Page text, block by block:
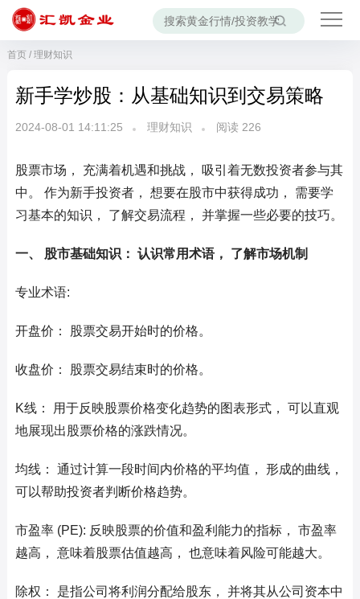
首页/ 理财知识
新手学炒股：从基础知识到交易策略
2024-08-01 14:11:25 理财知识 阅读 226
股票市场， 充满着机遇和挑战， 吸引着无数投资者参与其
中。 作为新手投资者， 想要在股市中获得成功， 需要学
习基本的知识， 了解交易流程， 并掌握一些必要的技巧。
一、 股市基础知识： 认识常用术语， 了解市场机制
专业术语:
开盘价： 股票交易开始时的价格。
收盘价： 股票交易结束时的价格。
K线： 用于反映股票价格变化趋势的图表形式， 可以直观
地展现出股票价格的涨跌情况。
均线： 通过计算一段时间内价格的平均值， 形成的曲线，
可以帮助投资者判断价格趋势。
市盈率 (PE): 反映股票的价值和盈利能力的指标， 市盈率
越高， 意味着股票估值越高， 也意味着风险可能越大。
除权： 是指公司将利润分配给股东， 并将其从公司资本中